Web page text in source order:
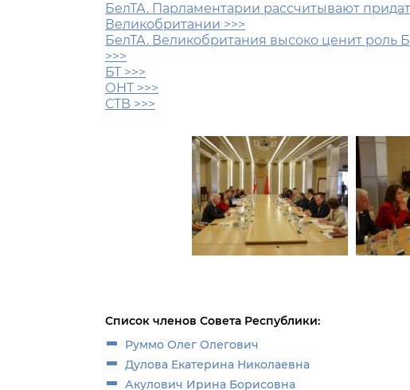
БелТА. Парламентарии рассчитывают
Великобритании >>>
БелТА. Великобритания высоко ценит роль
>>>
БТ >>>
ОНТ >>>
СТВ >>>
Список членов Совета Республики:
Руммо Олег Олегович
Дулова Екатерина Николаевна
Акулович Ирина Борисовна